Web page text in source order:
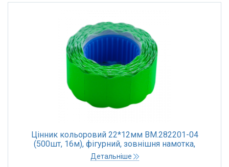
Цінник кольоровий 22*12мм BM.282201-04
(500шт, 16м), фігурний, зовнішня намотка,
зелений(10)
Детальніше